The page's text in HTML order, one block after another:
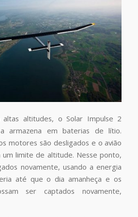
altas altitudes, o Solar Impulse 2
armazena em baterias de lítio.
motores são desligados e o avião
um limite de altitude. Nesse ponto,
novamente, usando a energia
até que o dia amanheça e os
ser captados novamente,